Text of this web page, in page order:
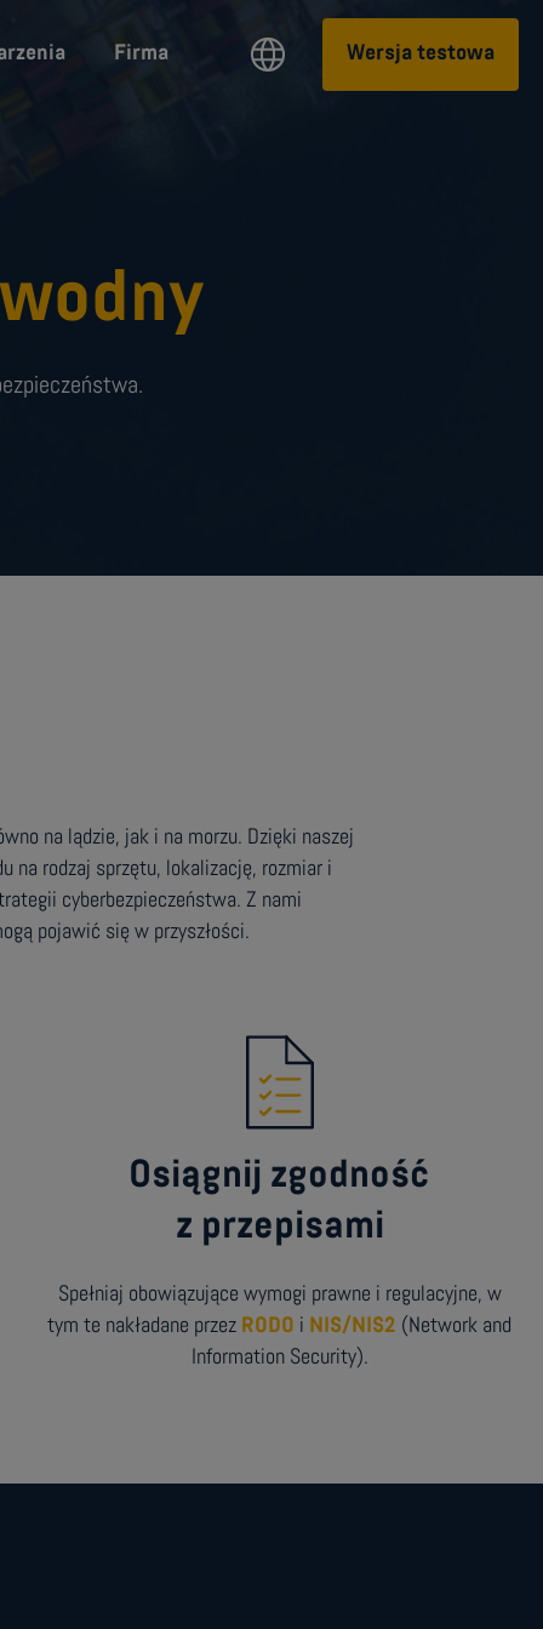
Firma Wersja testowa
na lądzie, jak i na morzu. Dzięki naszej
na rodzaj sprzętu, lokalizację, rozmiar i
cyberbezpieczeństwa. Z nami
pojawić się w przyszłości.
Osiągnij zgodność
z przepisami
Spełniaj obowiązujące wymogi prawne i regulacyjne, w
tym te nakładane przez RODO i NIS/NIS2 (Network and
Information Security).